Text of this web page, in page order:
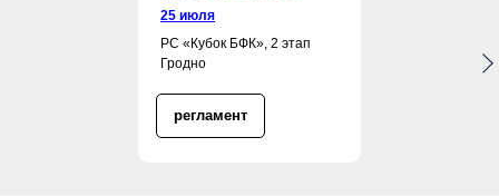
25 июля
РС «Кубок БФК», 2 этап
Гродно
регламент